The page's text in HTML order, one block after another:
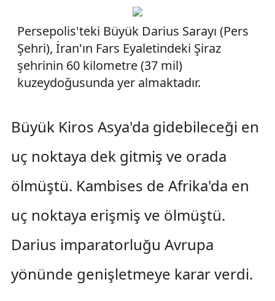
Persepolis'teki Büyük Darius Sarayı (Pers
Şehri), İran'ın Fars Eyaletindeki Şiraz
şehrinin 60 kilometre (37 mil)
kuzeydoğusunda yer almaktadır.
Büyük Kiros Asya'da gidebileceği en
uç noktaya dek gitmiş ve orada
ölmüştü. Kambises de Afrika'da en
uç noktaya erişmiş ve ölmüştü.
Darius imparatorluğu Avrupa
yönünde genişletmeye karar verdi.